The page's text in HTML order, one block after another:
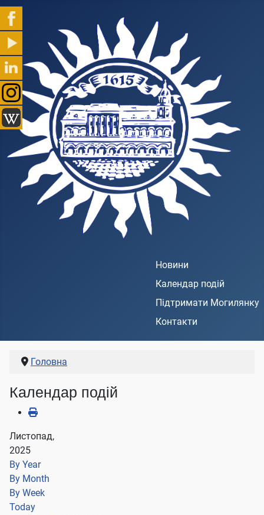
Новини
Календар подій
Підтримати Могилянку
Контакти
Головна
Календар подій
Листопад,
2025
By Year
By Month
By Week
Today